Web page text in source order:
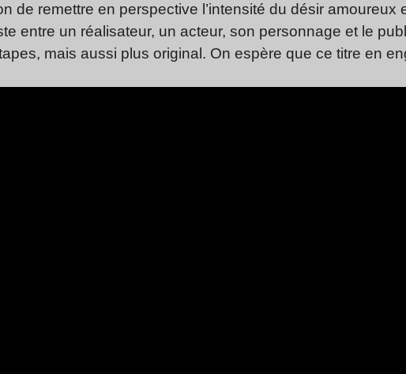
de remettre en perspective l’intensité du désir amoureux
entre un réalisateur, un acteur, son personnage et le
mais aussi plus original. On espère que ce titre en